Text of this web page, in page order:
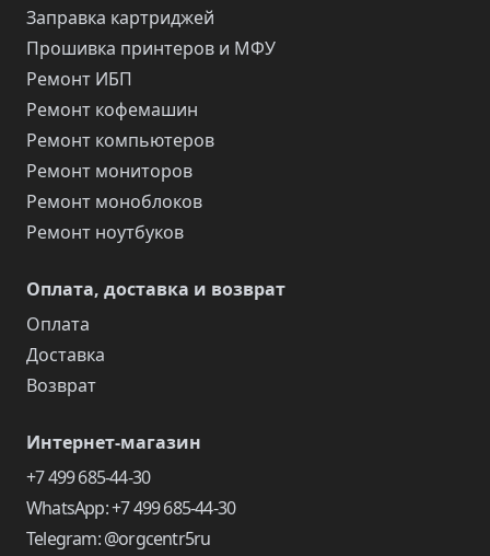
Заправка картриджей
Прошивка принтеров и МФУ
Ремонт ИБП
Ремонт кофемашин
Ремонт компьютеров
Ремонт мониторов
Ремонт моноблоков
Ремонт ноутбуков
Оплата, доставка и возврат
Оплата
Доставка
Возврат
Интернет-магазин
+7 499 685-44-30
WhatsApp: +7 499 685-44-30
Telegram: @orgcentr5ru